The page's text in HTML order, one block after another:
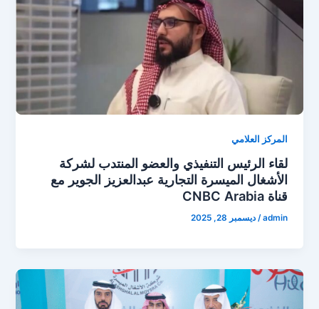
المركز العلامي
لقاء الرئيس التنفيذي والعضو المنتدب لشركة
الأشغال الميسرة التجارية عبدالعزيز الجوير مع
قناة CNBC Arabia
admin
/ديسمبر 28, 2025